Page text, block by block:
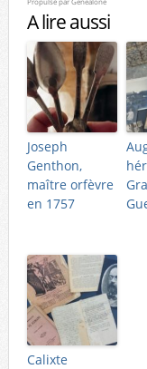
Propulsé par Genealone
A lire aussi
Joseph
Genthon,
maître orfèvre
en 1757
Calixte